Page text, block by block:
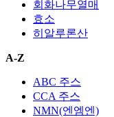
회화나무열매
효소
히알루론산
A-Z
ABC 주스
CCA 주스
NMN(엔엠엔)